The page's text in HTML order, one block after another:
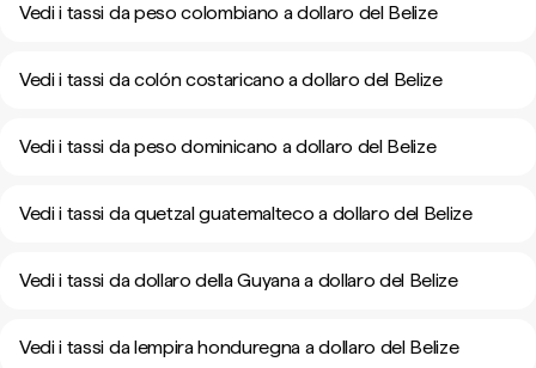
Vedi i tassi da peso colombiano a dollaro del Belize
Vedi i tassi da colón costaricano a dollaro del Belize
Vedi i tassi da peso dominicano a dollaro del Belize
Vedi i tassi da quetzal guatemalteco a dollaro del Belize
Vedi i tassi da dollaro della Guyana a dollaro del Belize
Vedi i tassi da lempira honduregna a dollaro del Belize